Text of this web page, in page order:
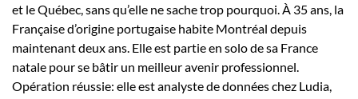
et le Québec, sans qu’elle ne sache trop pourquoi. À 35 ans, la
Française d’origine portugaise habite Montréal depuis
maintenant deux ans. Elle est partie en solo de sa France
natale pour se bâtir un meilleur avenir professionnel.
Opération réussie: elle est analyste de données chez Ludia,